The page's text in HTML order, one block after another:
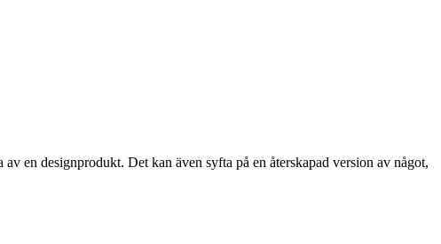
en designprodukt. Det kan även syfta på en återskapad version av något,